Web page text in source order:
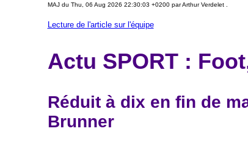
MAJ du Thu, 06 Aug 2026 22:30:03 +0200 par Arthur Verdelet .
Lecture de l'article sur l'équipe
Actu SPORT :
Réduit à dix en fin de
Brunner